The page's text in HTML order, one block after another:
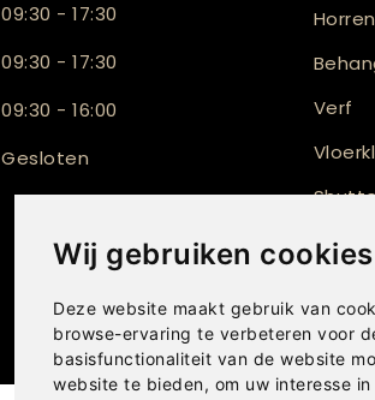
Wij gebruiken cookies
Deze website maakt gebruik van
browse-ervaring te verbeteren voor
basisfunctionaliteit van de website
website te bieden, om uw interesse
09:30 - 17:30
09:30 - 17:30
09:30 - 16:00
Gesloten
Horren
Verf